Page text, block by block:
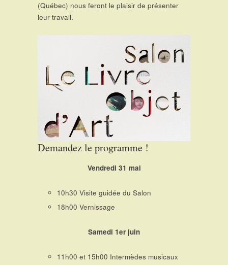
(Québec) nous feront le plaisir de présenter
leur travail.
Demandez le programme !
Vendredi 31 mai
10h30 Visite guidée du Salon
18h00 Vernissage
Samedi 1er juin
11h00 et 15h00 Intermèdes musicaux